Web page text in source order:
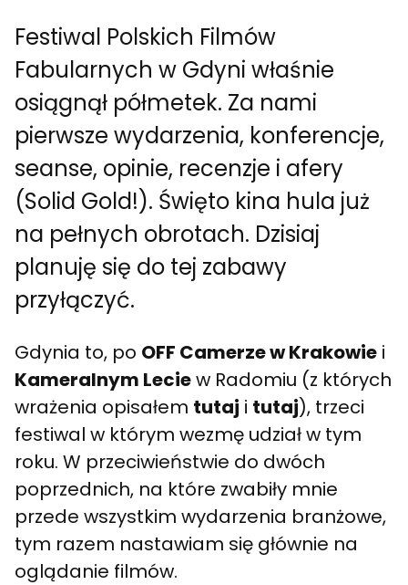
Festiwal Polskich Filmów
Fabularnych w Gdyni właśnie
osiągnął półmetek. Za nami
pierwsze wydarzenia, konferencje,
seanse, opinie, recenzje i afery
(Solid Gold!). Święto kina hula już
na pełnych obrotach. Dzisiaj
planuję się do tej zabawy
przyłączyć.
Gdynia to, po OFF Camerze w Krakowie i
Kameralnym Leciew Radomiu (z których
wrażenia opisałem tutaj i tutaj), trzeci
festiwal w którym wezmę udział w tym
roku. W przeciwieństwie do dwóch
poprzednich, na które zwabiły mnie
przede wszystkim wydarzenia branżowe,
tym razem nastawiam się głównie na
oglądanie filmów.